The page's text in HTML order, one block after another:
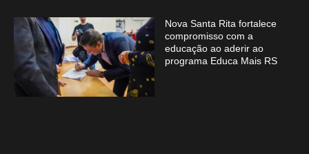
Nova Santa Rita fortalece
compromisso com a
educação ao aderir ao
programa Educa Mais RS